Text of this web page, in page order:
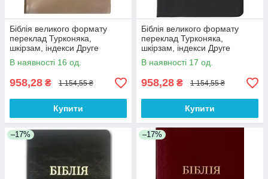
Біблія великого формату
переклад Турконяка,
шкірзам, індекси Друге
видання (арт. 1057506)
Капучино
В наявності 16 од.
958,28 ₴ 1 154,55 ₴
Купити
Біблія великого формату
переклад Турконяка,
шкірзам, індекси Друге
видання (арт. 1057504)
Чорна
В наявності 17 од.
958,28 ₴ 1 154,55 ₴
Купити
–17% –17%